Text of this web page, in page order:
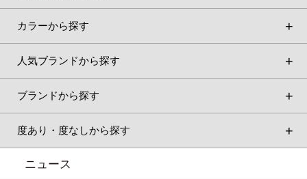
カラーから探す
人気ブランドから探す
ブランドから探す
度あり・度なしから探す
ニュース